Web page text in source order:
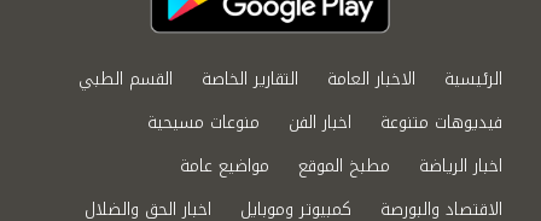
الرئيسية الاخبار العامة التقارير الخاصة
القسم الطبي
فيديوهات متنوعة
اخبار الفن
منوعات مسيحية
اخبار الرياضة
مطبخ الموقع
مواضيع عامة
الاقتصاد والبورصة
كمبيوتر وموبايل اخبار الحق والضلال